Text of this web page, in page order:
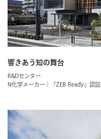
響きあう知の舞台
R&Dセンター
N化学メーカー｜『ZEB Ready』認証